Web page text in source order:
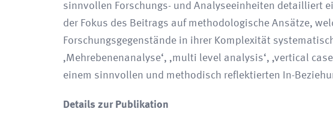
sinnvollen Forschungs- und Analyseeinheiten detailliert
der Fokus des Beitrags auf methodologische Ansätze,
Forschungsgegenstände in ihrer Komplexität
‚Mehrebenenanalyse‘, ‚multi level analysis‘, ‚vertical
einem sinnvollen und methodisch reflektierten In-
Details zur Publikation